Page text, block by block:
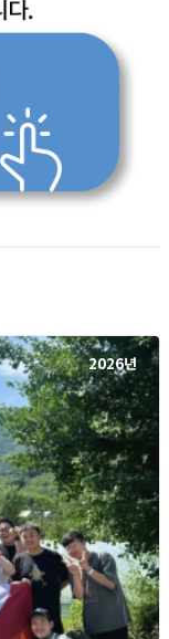
2026년